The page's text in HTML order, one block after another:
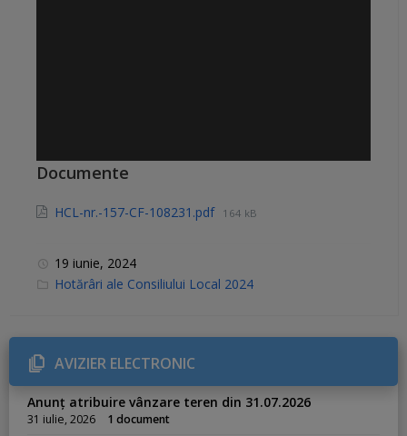
Documente
HCL-nr.-157-CF-108231.pdf 164 kB
19 iunie, 2024
C
r
i
e
s
Hotărâri ale Consiliului Local 2024
AVIZIER ELECTRONIC
Anunț atribuire vânzare teren din 31.07.2026
31 iulie, 2026 1 document